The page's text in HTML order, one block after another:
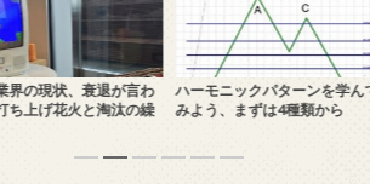
界の現状、衰退が言わ
ち上げ花火と淘汰の繰
ハーモニックパターンを学んで
みよう、まずは4種類から